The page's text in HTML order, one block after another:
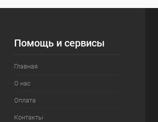
Помощь и сервисы
Главная
О нас
Оплата
Контакты